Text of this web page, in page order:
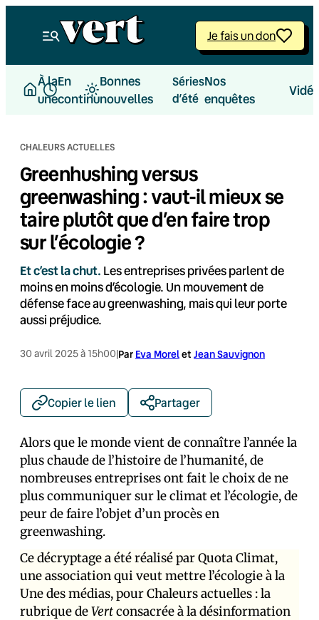
Je fais un don
À la
une
En
continu
Bonnes
nouvelles
Séries
d’été
Nos
enquêtes
CHALEURS ACTUELLES
Greenhushing versus
greenwashing : vaut-il mieux se
taire plutôt que d’en faire trop
sur l’écologie ?
Et c’est la chut. Les entreprises privées parlent de
moins en moins d’écologie. Un mouvement de
défense face au greenwashing, mais qui leur porte
aussi préjudice.
30 avril 2025 à 15h00|Par Eva Morelet Jean Sauvignon
Copier le lien Partager
Alors que le monde vient de connaître l’année la
plus chaude de l’histoire de l’humanité, de
nombreuses entreprises ont fait le choix de ne
plus communiquer sur le climat et l’écologie, de
peur de faire l’objet d’un procès en
greenwashing.
Ce décryptage a été réalisé par Quota Climat,
une association qui veut mettre l’écologie à la
Une des médias, pour Chaleurs actuelles : la
rubrique deVertconsacrée à la désinformation